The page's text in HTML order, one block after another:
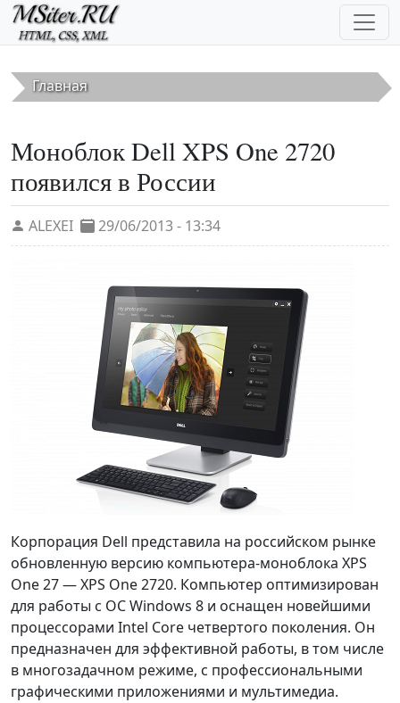
Перейти к основному содержанию
Главная
Моноблок Dell XPS One 2720
появился в России
ALEXEI 29/06/2013 - 13:34
Корпорация Dell представила на российском рынке
обновленную версию компьютера-моноблока XPS
One 27 — XPS One 2720. Компьютер оптимизирован
для работы с ОС Windows 8 и оснащен новейшими
процессорами Intel Core четвертого поколения. Он
предназначен для эффективной работы, в том числе
в многозадачном режиме, с профессиональными
графическими приложениями и мультимедиа.